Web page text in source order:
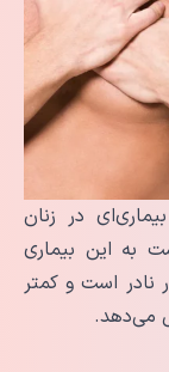
در زنان
به این بیماری
نادر است و کمتر